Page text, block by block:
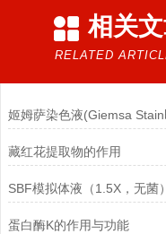
相关
RELATED
藏红花提取物的作用
蛋白酶K的作用与功能